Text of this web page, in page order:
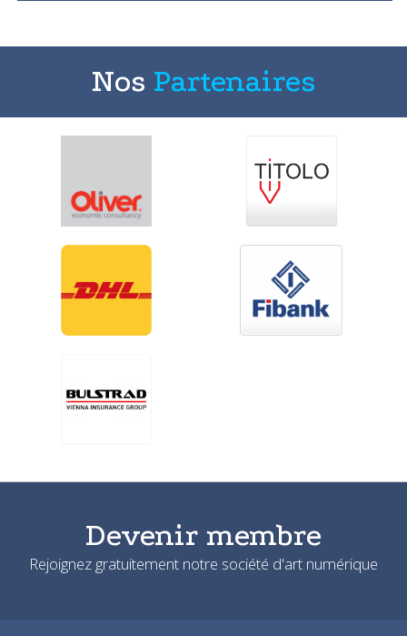
Nos Partenaires
Devenir membre
Rejoignez gratuitement notre société d'art numérique